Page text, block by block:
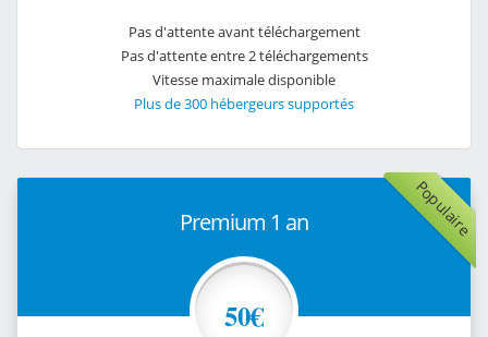
Pas d'attente avant téléchargement
Pas d'attente entre 2 téléchargements
Vitesse maximale disponible
Plus de 300 hébergeurs supportés
Populaire
Premium 1 an
50€